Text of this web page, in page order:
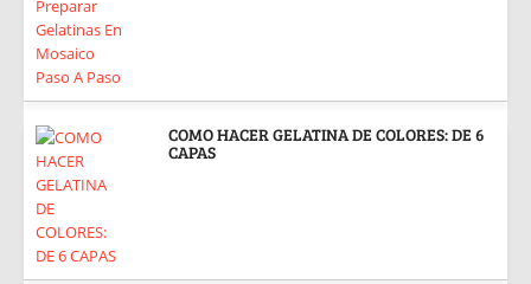
COMO HACER GELATINA DE COLORES: DE 6
CAPAS